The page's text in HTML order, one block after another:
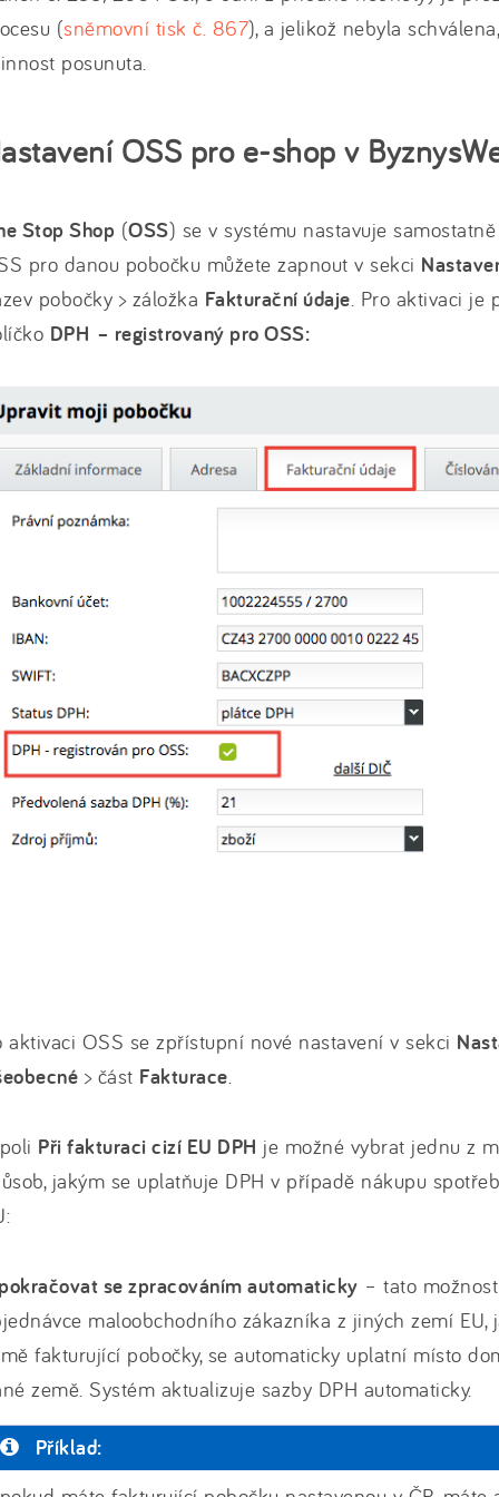
(sněmovní tisk č. 867), a jelikož nebyla
posunuta.
OSS pro e-shop v
Stop Shop (OSS) se v systému nastavuje
pro danou pobočku můžete zapnout v sekci
pobočky > záložka Fakturační údaje. Pro aktivaci je
DPH – registrovaný pro OSS:
aktivaci OSS se zpřístupní nové nastavení v sekci
> část Fakturace.
Při fakturaci cizí EU DPH je možné vybrat jednu z
jakým se uplatňuje DPH v případě nákupu
se zpracováním automaticky – tato
maloobchodního zákazníka z jiných zemí EU,
fakturující pobočky, se automaticky uplatní místo
země. Systém aktualizuje sazby DPH automaticky.
Příklad: